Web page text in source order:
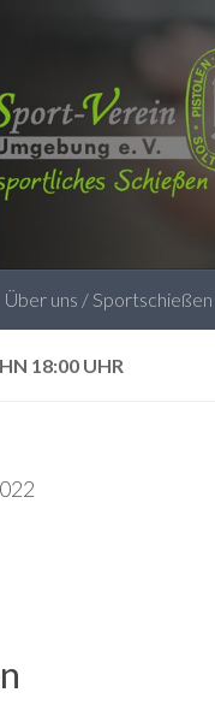
Über uns / Sportschießen
18:00 UHR